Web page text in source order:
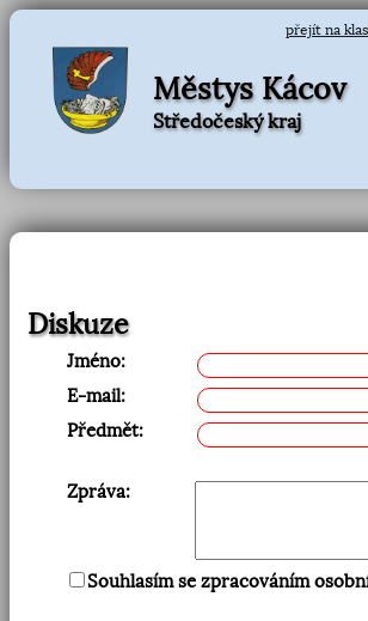
přejít na
Městys Kácov
Středočeský kraj
Diskuze
Jméno:
E-mail:
Předmět:
Zpráva:
Souhlasím se zpracováním